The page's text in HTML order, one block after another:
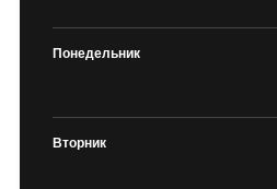
Понедельник
Вторник